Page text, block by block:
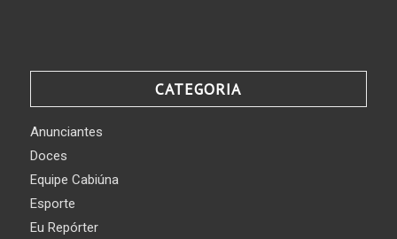
CATEGORIA
Anunciantes
Doces
Equipe Cabiúna
Esporte
Eu Repórter